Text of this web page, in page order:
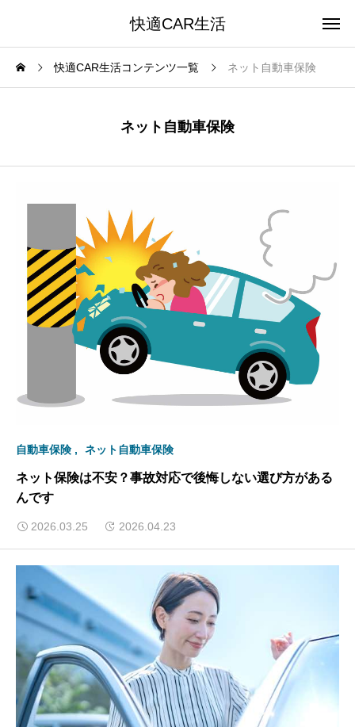
快適CAR生活
快適CAR生活コンテンツ一覧 ネット自動車保険
ネット自動車保険
自動車保険 ネット自動車保険
ネット保険は不安？事故対応で後悔しない選び方がある
んです
2026.03.25 2026.04.23